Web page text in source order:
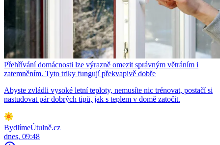
Přehřívání domácnosti lze výrazně omezit správným větráním i
zatemněním. Tyto triky fungují překvapivě dobře
Abyste zvládli vysoké letní teploty, nemusíte nic trénovat, postačí si
nastudovat pár dobrých tipů, jak s teplem v domě zatočit.
BydlímeÚtulně.cz
dnes, 09:48